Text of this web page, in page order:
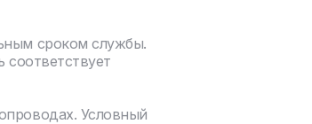
сроком службы.
Условный